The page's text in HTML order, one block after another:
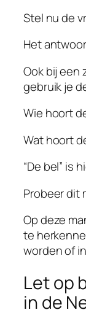
Stel nu de
Het
Ook bij een
gebruik je
Wie hoort
Wat hoort
“De bel” is
Probeer dit
Op deze
te
worden of
Let op
in de